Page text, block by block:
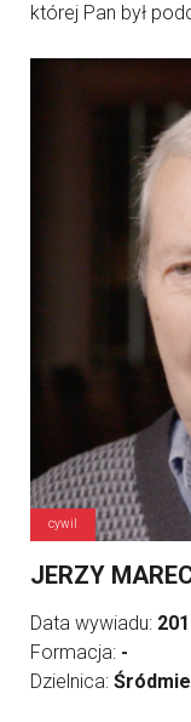
której Pan był
cywil
JERZY
Data wywiadu:
Formacja: -
Dzielnica: